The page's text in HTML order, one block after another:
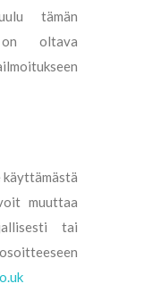
tämän
on oltava
käyttämästä
muuttaa
tai